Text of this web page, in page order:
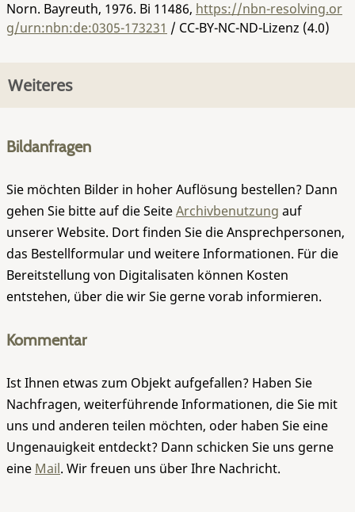
Norn. Bayreuth, 1976. Bi 11486, https://nbn-resolving.or
g/urn:nbn:de:0305-173231 / CC-BY-NC-ND-Lizenz (4.0)
Weiteres
Bildanfragen
Sie möchten Bilder in hoher Auflösung bestellen? Dann
gehen Sie bitte auf die SeiteArchivbenutzung auf
unserer Website. Dort finden Sie die Ansprechpersonen,
das Bestellformular und weitere Informationen. Für die
Bereitstellung von Digitalisaten können Kosten
entstehen, über die wir Sie gerne vorab informieren.
Kommentar
Ist Ihnen etwas zum Objekt aufgefallen? Haben Sie
Nachfragen, weiterführende Informationen, die Sie mit
uns und anderen teilen möchten, oder haben Sie eine
Ungenauigkeit entdeckt? Dann schicken Sie uns gerne
eine Mail. Wir freuen uns über Ihre Nachricht.